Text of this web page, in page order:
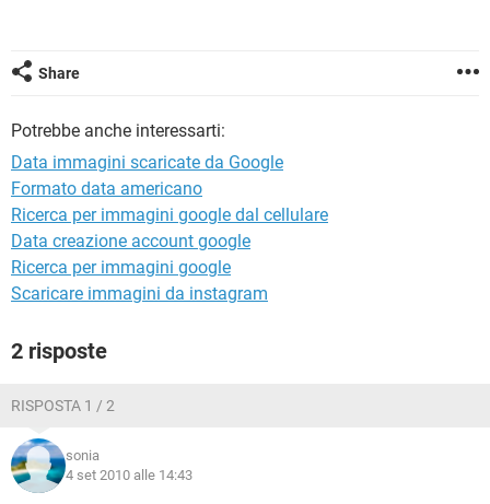
Share
Potrebbe anche interessarti:
Data immagini scaricate da Google
Formato data americano
Ricerca per immagini google dal cellulare
Data creazione account google
Ricerca per immagini google
Scaricare immagini da instagram
2 risposte
RISPOSTA 1 / 2
sonia
4 set 2010 alle 14:43